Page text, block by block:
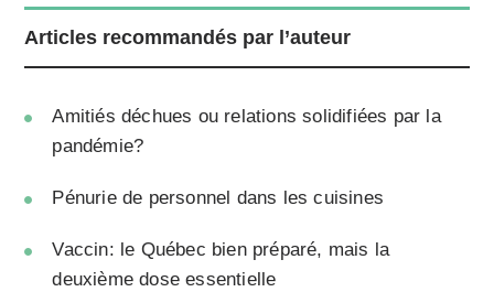
Articles recommandés par l’auteur
Amitiés déchues ou relations solidifiées par la
pandémie?
Pénurie de personnel dans les cuisines
Vaccin: le Québec bien préparé, mais la
deuxième dose essentielle